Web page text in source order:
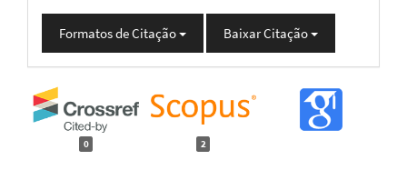
Formatos de Citação Baixar Citação
0 2